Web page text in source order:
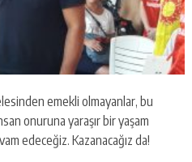
emekli olmayanlar, bu
onuruna yaraşır bir yaşam
edeceğiz. Kazanacağız da!